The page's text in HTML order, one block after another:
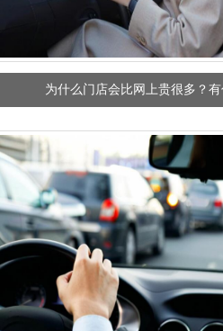
为什么门店会比网上贵很多？有